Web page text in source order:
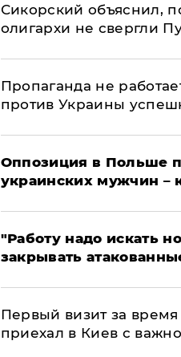
Сикорский объяснил,
олигархи не свергли
​Пропаганда не
против Украины
Оппозиция в Польше
украинских мужчин –
"Работу надо искать
закрывать
Первый визит за
приехал в Киев с